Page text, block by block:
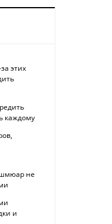
этих
каждому
шмюар не
и